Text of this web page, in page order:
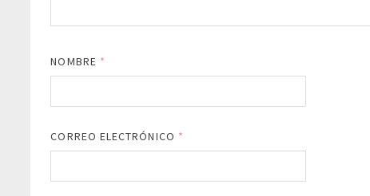
NOMBRE *
CORREO ELECTRÓNICO *